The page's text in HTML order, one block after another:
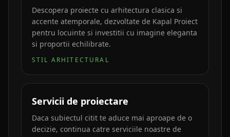
Descopera proiecte cu arhitectura clasica si
accente atemporale, dezvoltate de Kapal Proiect
pentru locuinte si investitii cu imagine eleganta
si proportii echilibrate.
STIL ARHITECTURAL
Servicii de proiectare
Daca subiectul citit te aduce mai aproape de o
decizie, continua catre serviciile noastre de